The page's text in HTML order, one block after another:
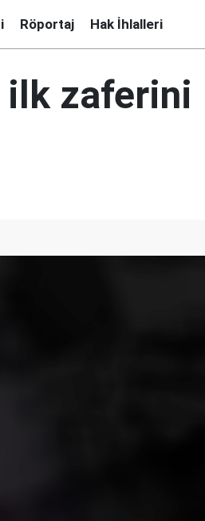
Röportaj Hak İhlalleri
ilk zaferini